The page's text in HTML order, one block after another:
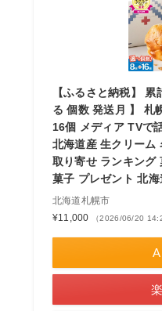
【ふるさと納税】
る 個数 発送月 】 札
16個 メディア TVで
北海道産 生クリーム
取り寄せ ランキング
菓子 プレゼント 北
北海道札幌市
¥11,000
（2026/06/20